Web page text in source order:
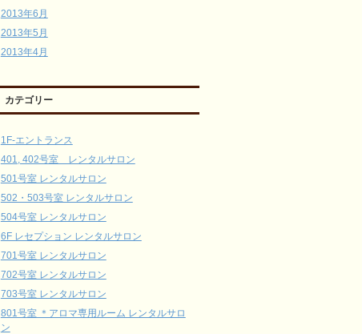
2013年6月
2013年5月
2013年4月
カテゴリー
1F-エントランス
401, 402号室 レンタルサロン
501号室 レンタルサロン
502・503号室 レンタルサロン
504号室 レンタルサロン
6F レセプション レンタルサロン
701号室 レンタルサロン
702号室 レンタルサロン
703号室 レンタルサロン
801号室 ＊アロマ専用ルーム レンタルサロ
ン